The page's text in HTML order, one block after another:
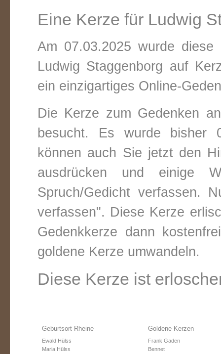
Eine Kerze für Ludwig
Am 07.03.2025 wurde
Ludwig Staggenborg auf
ein einzigartiges Online-
Die Kerze zum Gedenken
besucht. Es wurde bisher
können auch Sie jetzt den
ausdrücken und einige
Spruch/Gedicht verfassen.
verfassen". Diese Kerze
Gedenkkerze dann
goldene Kerze umwandeln.
Diese Kerze ist
Geburtsort Rheine
Ewald Hülss
Maria Hülss
Goldene Kerzen
Frank Gaden
Bennet